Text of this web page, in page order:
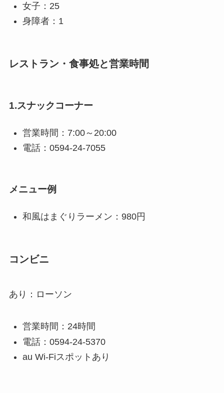
女子：25
身障者：1
レストラン・食事処と営業時間
1.スナックコーナー
営業時間：7:00～20:00
電話：0594-24-7055
メニュー例
和風はまぐりラーメン：980円
コンビニ
あり：ローソン
営業時間：24時間
電話：0594-24-5370
au Wi-Fiスポットあり